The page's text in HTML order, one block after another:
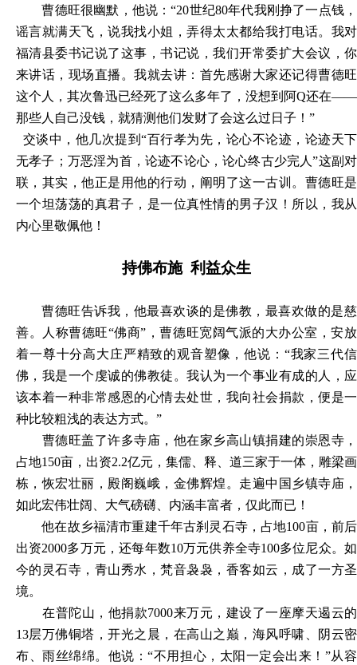
曹德旺很幽默，他说：“20世纪80年代我刚挣了一点钱，
谣言就满天飞，说我找小姐，弄得太太都给我打电话。我对
福清县委书记说了这事，书记说，我们开常委扩大会议，你
来讲话，现场直播。我就去讲：首先感谢大家还记得曹德旺
这个人，其次鲁迅已经死了这么多年了，没想到阿Q还在——
那些人自己没钱，就猜测他们发财了会这么过日子！”
交谈中，他几次提到“百行孝为先，论心不论迹，论迹天下
无孝子；万恶淫为首，论迹不论心，论心终古少完人”这副对
联，其实，他正是用他的行动，阐明了这一古训。曹德旺是
一个坦荡荡的真君子，是一位真性情的男子汉！所以，我从
内心里敬佩他！
持佛布施 利益众生
曹德旺告诉我，他最喜欢谈的是佛教，最喜欢做的是慈
善。人称曹德旺“佛商”，曹德旺宽阔气派的大办公室，安放
着一尊十分高大庄严精致的观音塑像，他说：“我家三代信
佛，我是一个虔诚的佛教徒。我认为一个事业有成的人，应
该本着一种非常感恩的心情去处世，我向社会捐款，便是一
种比较粗浅的表达方式。”
曹德旺盖了许多寺庙，他在家乡高山镇捐建的崇恩寺，
占地150亩，出资2.2亿元，集儒、释、道三家于一体，雕梁画
栋，恢宏壮丽，殿阁巍峨，金佛辉煌。走遍中国乡镇寺庙，
如此宏伟壮阔、大气磅礴、内涵丰富者，仅此而已！
他在故乡福清市重建千年古刹灵石寺，占地100亩，前后
出资2000多万元，还每年数10万元供养全寺100多位尼众。如
今的灵石寺，青山秀水，梵音袅袅，香客如云，成了一方圣
境。
在普陀山，他捐款7000来万元，建设了一座摩天遏云的
13层万佛铜塔，开光之晨，在高山之巅，海风呼啸、阴云密
布、雨丝绵绵。他说：“不用担心，太阳一定会出来！”从容